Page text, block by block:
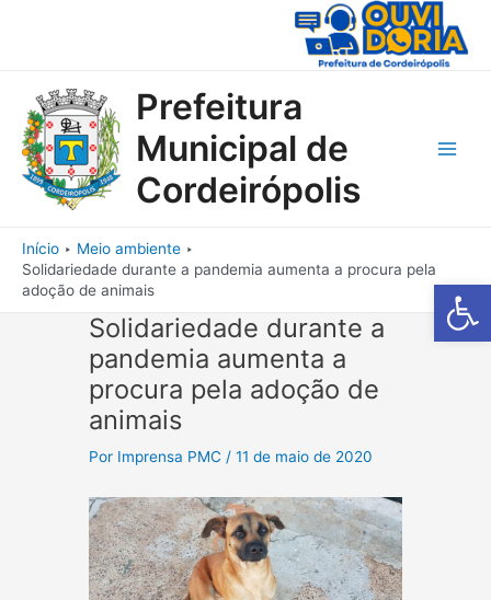
Barra de
Prefeitura
Municipal de
Cordeirópolis
Início
Meio ambiente
Solidariedade durante a pandemia aumenta a procura pela
adoção de animais
Solidariedade durante a
pandemia aumenta a
procura pela adoção de
animais
Por Imprensa PMC /11 de maio de 2020